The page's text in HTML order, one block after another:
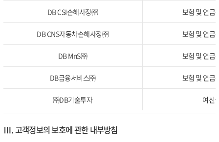
DB CSI손해사정㈜ 보험 및 연금
DB CNS자동차손해사정㈜ 보험 및 연금
DB MnS㈜ 보험 및 연금
DB금융서비스㈜ 보험 및 연금
㈜DB기술투자 여신
Ⅲ. 고객정보의 보호에 관한 내부방침